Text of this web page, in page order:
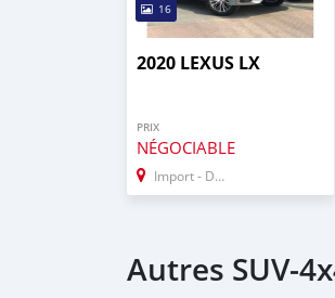
16
2020 LEXUS LX
PRIX
NÉGOCIABLE
Import - Dubai
Autres